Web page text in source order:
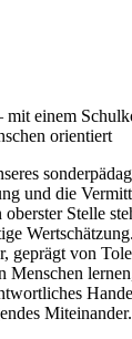
mit einem
orientiert
und die
Stelle
geprägt von
Menschen
Miteinander.